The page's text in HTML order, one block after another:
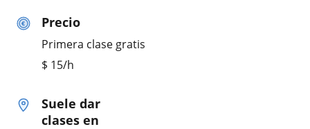
Precio
Primera clase gratis
$ 15/h
Suele dar
clases en